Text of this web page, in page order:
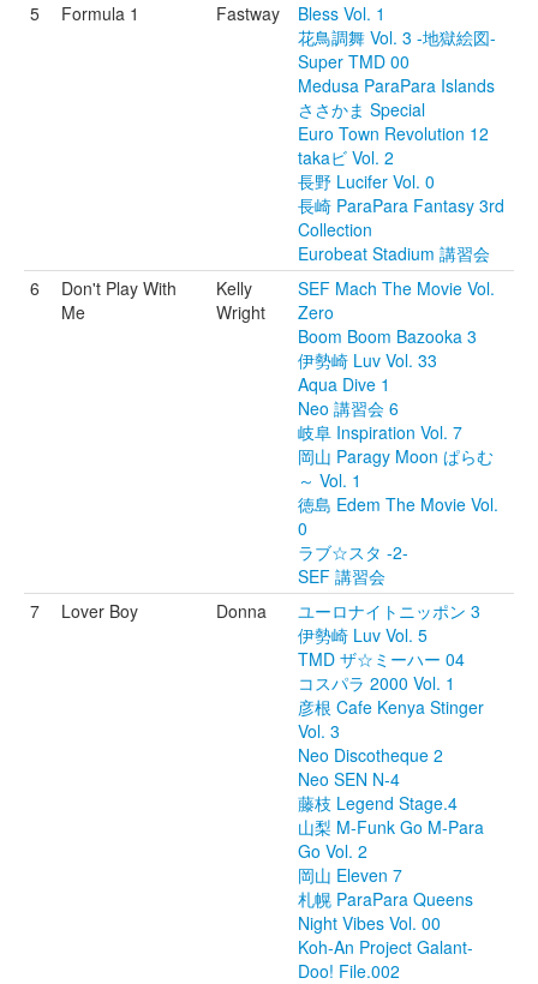
5
Formula 1 Fastway
Bless Vol. 1
花鳥調舞 Vol. 3 -地獄絵図-
Super TMD 00
Medusa ParaPara Islands
ささかま Special
Euro Town Revolution 12
takaビ Vol. 2
長野 Lucifer Vol. 0
長崎 ParaPara Fantasy 3rd
Collection
Eurobeat Stadium 講習会
6
Don't Play With
Me
Kelly
Wright
SEF Mach The Movie Vol.
Zero
Boom Boom Bazooka 3
伊勢崎 Luv Vol. 33
Aqua Dive 1
Neo 講習会 6
岐阜 Inspiration Vol. 7
岡山 Paragy Moon ぱらむ
～ Vol. 1
徳島 Edem The Movie Vol.
0
ラブ☆スタ -2-
SEF 講習会
7
Lover Boy Donna
ユーロナイトニッポン 3
伊勢崎 Luv Vol. 5
TMD ザ☆ミーハー 04
コスパラ 2000 Vol. 1
彦根 Cafe Kenya Stinger
Vol. 3
Neo Discotheque 2
Neo SEN N-4
藤枝 Legend Stage.4
山梨 M-Funk Go M-Para
Go Vol. 2
岡山 Eleven 7
札幌 ParaPara Queens
Night Vibes Vol. 00
Koh-An Project Galant-
Doo! File.002